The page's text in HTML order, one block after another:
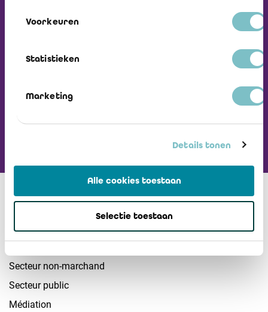
Voorkeuren
Statistieken
Marketing
Details tonen
Alle cookies toestaan
Selectie toestaan
Recevez notre
Secteurs
Sociétés
Secteur non-marchand
Secteur public
Médiation